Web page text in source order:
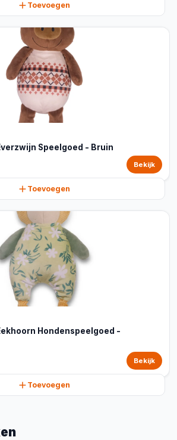
Toevoegen
Speelgoed - Bruin
Bekijk
Toevoegen
Hondenspeelgoed -
Bekijk
Toevoegen